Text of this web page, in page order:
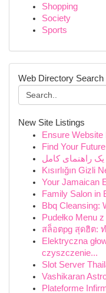
Shopping
Society
Sports
Web Directory Search
New Site Listings
Ensure Website
Find Your
راهنمای کامل
Kısırlığın Gizli
Your Jamaican
Family Salon in
Bbq Cleansing:
Pudełko Menu
สล็อตpg สุดฮิต:
Elektryczna
czyszczenie...
Slot Server
Vashikaran
Plateforme